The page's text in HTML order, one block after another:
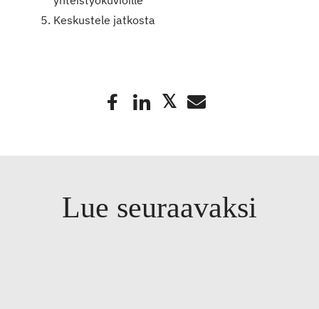
Keskustele jatkosta
Lue seuraavaksi